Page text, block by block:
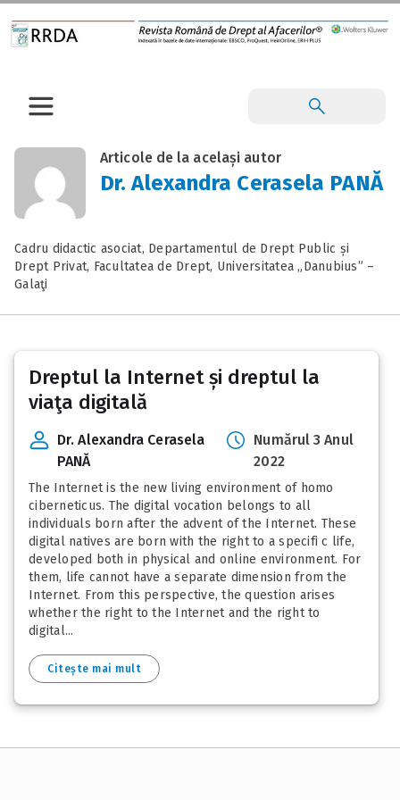
Articole de la același autor
Dr. Alexandra Cerasela PANĂ
Cadru didactic asociat, Departamentul de Drept Public și
Drept Privat, Facultatea de Drept, Universitatea „Danubius” –
Galaţi
Dreptul la Internet și dreptul la
viaţa digitală
Dr. Alexandra Cerasela
PANĂ
Numărul 3 Anul
2022
The Internet is the new living environment of homo
ciberneticus. The digital vocation belongs to all
individuals born after the advent of the Internet. These
digital natives are born with the right to a specifi c life,
developed both in physical and online environment. For
them, life cannot have a separate dimension from the
Internet. From this perspective, the question arises
whether the right to the Internet and the right to
digital...
Citește mai mult